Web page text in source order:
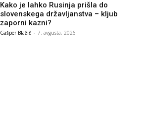
Kako je lahko Rusinja prišla do
slovenskega državljanstva – kljub
zaporni kazni?
Gašper Blažič - 7. avgusta, 2026